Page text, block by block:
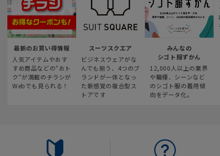
最新のお買い得情報
人気アイテムやおす
すめ商品などの“おト
ク“が満載のチラシが
Webでも見られる！
スーツスクエア
ビジネスウェアがな
んでも揃う、4つのブ
ランドが一体となっ
た新感覚の複合型ス
トアです
みんなの
シゴト服ずかん
12,000人以上の業界
や職種、シーンなど
のシゴト服の着用傾
向をデータ化。